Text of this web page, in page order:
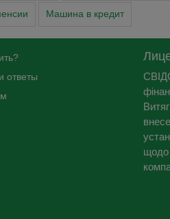
Машина в кредит
ответы
щодо